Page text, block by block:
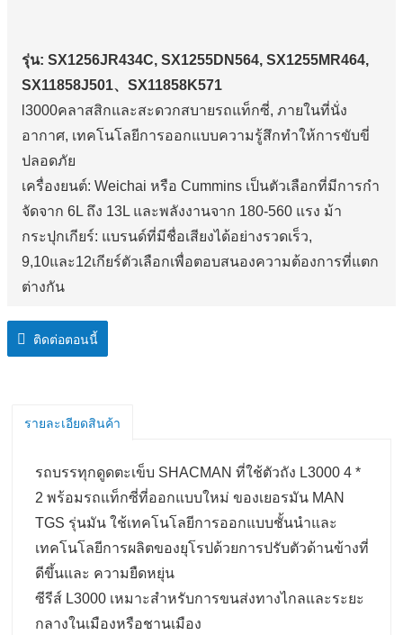
รุ่น: SX1256JR434C, SX1255DN564, SX1255MR464,
SX11858J501、SX11858K571
l3000คลาสสิกและสะดวกสบายรถแท็กซี่, ภายในที่นั่ง
อากาศ, เทคโนโลยีการออกแบบความรู้สึกทําให้การขับขี่
ปลอดภัย
เครื่องยนต์: Weichai หรือ Cummins เป็นตัวเลือกที่มีการกํา
จัดจาก 6L ถึง 13L และพลังงานจาก 180-560 แรง ม้า
กระปุกเกียร์: แบรนด์ที่มีชื่อเสียงได้อย่างรวดเร็ว,
9,10และ12เกียร์ตัวเลือกเพื่อตอบสนองความต้องการที่แตก
ต่างกัน
ติดต่อตอนนี้
รายละเอียดสินค้า
รถบรรทุกดูดตะเข็บ SHACMAN ที่ใช้ตัวถัง L3000 4 *
2 พร้อมรถแท็กซี่ที่ออกแบบใหม่ ของเยอรมัน MAN
TGS รุ่นมัน ใช้เทคโนโลยีการออกแบบชั้นนําและ
เทคโนโลยีการผลิตของยุโรปด้วยการปรับตัวด้านข้างที่
ดีขึ้นและ ความยืดหยุ่น
ซีรีส์ L3000 เหมาะสําหรับการขนส่งทางไกลและระยะ
กลางในเมืองหรือชานเมือง